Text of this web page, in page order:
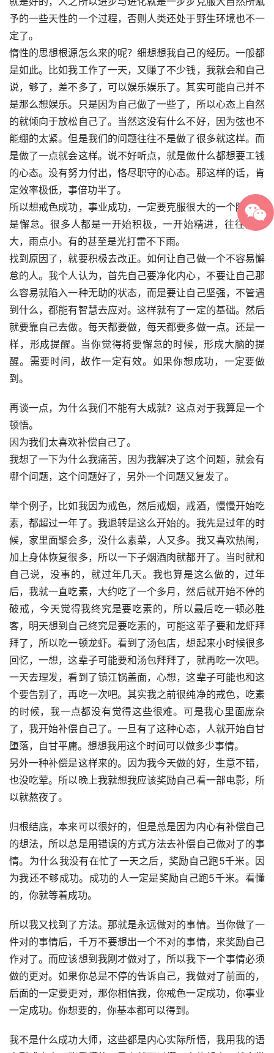
予的一些天性的一个过程，否则人类还处于野生环境也不一
定了。
惰性的思想根源怎么来的呢？细想想我自己的经历。一般都
是如此。比如我工作了一天，又赚了不少钱，我就会和自己
说，够了，差不多了，可以娱乐娱乐了。其实可能自己并不
是那么想娱乐。只是因为自己做了一些了，所以心态上自然
的就倾向于放松自己了。当然这没有什么不好，因为弦也不
能绷的太紧。但是我们的问题往往不是做了很多就这样。而
是做了一点就会这样。说不好听点，就是做什么都想要工钱
的心态。没有努力付出，恪尽职守的心态。那这样的话，肯
定效率极低，事倍功半了。
所以想戒色成功，事业成功，一定要克服很大的一个障碍就
是懈怠。很多人都是一开始积极，一开始精进，往往雷声
大，雨点小。有的甚至是光打雷不下雨。
找到原因了，就要积极去改正。如何让自己做一个不容易懈
怠的人。我个人认为，首先自己要净化内心，不要让自己那
么容易就陷入一种无助的状态，而是要让自己坚强，不管遇
到什么，都能有智慧去应对。这样就有了一定的基础。然后
就要靠自己去做。每天都要做，每天都要多做一点。还是一
样，形成提醒。当你觉得将要懈怠的时候，形成大脑的提
醒。需要时间，故作一定有效。如果你想成功，一定要做
到。
再谈一点，为什么我们不能有大成就？这点对于我算是一个
顿悟。
因为我们太喜欢补偿自己了。
我想了一下为什么我痛苦，因为我解决了这个问题，就会有
哪个问题，这个问题好了，另外一个问题又复发了。
举个例子，比如我因为戒色，然后戒烟，戒酒，慢慢开始吃
素，都超过一年了。我退转是这么开始的。我先是过年的时
候，家里面聚会多，没什么素菜，人又多。我又喜欢热闹，
加上身体恢复很多，所以一下子烟酒肉就都开了。当时就和
自己说，没事的，就过年几天。我也算是这么做的，过年
后，我就一直吃素，大约吃了一个多月，然后就开始不停的
破戒，今天觉得我终究是要吃素的，所以最后吃一顿必胜
客，明天想到自己终究是要吃素的，可能这辈子要和龙虾拜
拜了，所以吃一顿龙虾。看到了汤包店，想起来小时候很多
回忆，一想，这辈子可能要和汤包拜拜了，就再吃一次吧。
一天去理发，看到了镇江锅盖面，心想，这辈子可能也和这
个要告别了，再吃一次吧。其实我之前很纯净的戒色，吃素
的时候，我一点都没有觉得这些很难。可是我心里面庞杂
了，我开始补偿自己了。一旦有了这种心态，人就开始自甘
堕落，自甘平庸。想想我用这个时间可以做多少事情。
另外一种补偿是这样来的。因为我今天做的好，生意不错，
也没吃荤。所以晚上我就想我应该奖励自己看一部电影，所
以就熬夜了。
归根结底，本来可以很好的，但是总是因为内心有补偿自己
的想法，所以总是用错误的方式方法去补偿自己做对了的事
情。为什么我没有在忙了一天之后，奖励自己跑5千米。因
为我还不够成功。成功的人一定是奖励自己跑5千米。看懂
的，你就等着成功。
所以我又找到了方法。那就是永远做对的事情。当你做了一
件对的事情后，千万不要想出一个不对的事情，来奖励自己
作对了。而应该想到我刚才做对了，所以我下一个事情必须
做的更对。如果你总是不停的告诉自己，我做对了前面的，
后面的一定要更对，那你相信我，你戒色一定成功，你事业
一定成功。你想要的，你基本都可以得到。
我不是什么成功大师，这些都是内心实际所悟，我用我的语